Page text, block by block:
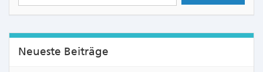
Neueste Beiträge